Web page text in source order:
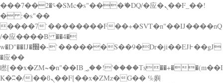
���؝�2��7�SMc�s"���ޭ�DQ/�应�ܢ��F_��!
� :�s"��
����7`��������F��+�SVT�n"��IJ����nQ
/�应����B ��4�
w�D"��IJ�׭�-`������S��9�Dr�ji��EJ߅��gJ
�应��
矁[��x�ZM~�n"��IB؃��!'����Тѕ��+��(m��I
K�ʭ�/|��ϐܢ��F[��x�ZMz�G�� %嬩